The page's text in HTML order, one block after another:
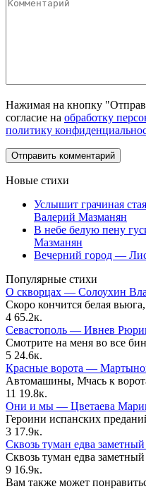
Нажимая на кнопку
согласие на обработку
политику
Новые стихи
Услышит грачиная
Валерий Мазманян
В небе белую пену
Мазманян
Вечерний город —
Популярные стихи
О скворцах — Солоухин
Скоро кончится белая
4 65.2к.
Севастополь — Ивнев
Смотрите на меня во все
5 24.6к.
Красные ворота —
Автомашины, Мчась к
11 19.8к.
Они и мы — Цветаева
Героини испанских
3 17.9к.
Сквозь туман едва
Сквозь туман едва
9 16.9к.
Вам также может